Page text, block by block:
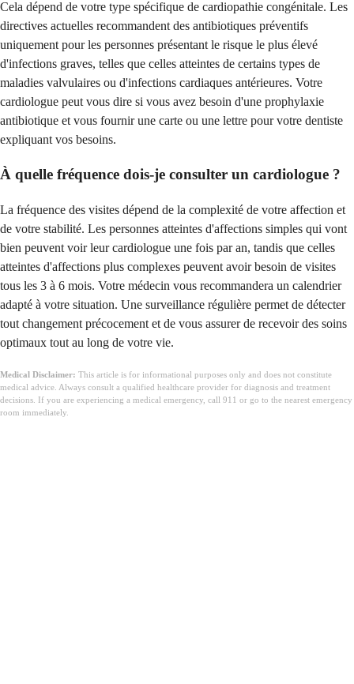
Cela dépend de votre type spécifique de cardiopathie congénitale. Les
directives actuelles recommandent des antibiotiques préventifs
uniquement pour les personnes présentant le risque le plus élevé
d'infections graves, telles que celles atteintes de certains types de
maladies valvulaires ou d'infections cardiaques antérieures. Votre
cardiologue peut vous dire si vous avez besoin d'une prophylaxie
antibiotique et vous fournir une carte ou une lettre pour votre dentiste
expliquant vos besoins.
À quelle fréquence dois-je consulter un cardiologue ?
La fréquence des visites dépend de la complexité de votre affection et
de votre stabilité. Les personnes atteintes d'affections simples qui vont
bien peuvent voir leur cardiologue une fois par an, tandis que celles
atteintes d'affections plus complexes peuvent avoir besoin de visites
tous les 3 à 6 mois. Votre médecin vous recommandera un calendrier
adapté à votre situation. Une surveillance régulière permet de détecter
tout changement précocement et de vous assurer de recevoir des soins
optimaux tout au long de votre vie.
Medical Disclaimer: This article is for informational purposes only and does not constitute
medical advice. Always consult a qualified healthcare provider for diagnosis and treatment
decisions. If you are experiencing a medical emergency, call 911 or go to the nearest emergency
room immediately.